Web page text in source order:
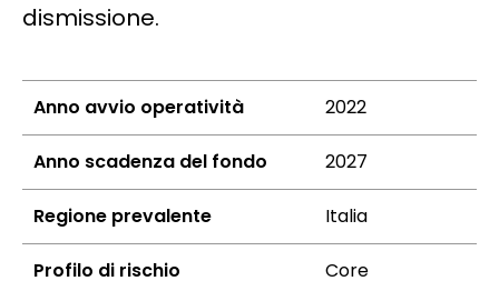
dismissione.
Anno avvio operatività 2022
Anno scadenza del fondo 2027
Regione prevalente Italia
Profilo di rischio Core